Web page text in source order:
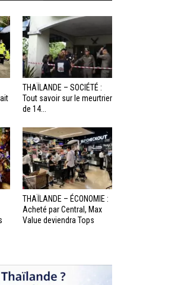
THAÏLANDE – SOCIÉTÉ :
Tout savoir sur le meurtrier
de 14...
THAÏLANDE – ÉCONOMIE :
Acheté par Central, Max
Value deviendra Tops